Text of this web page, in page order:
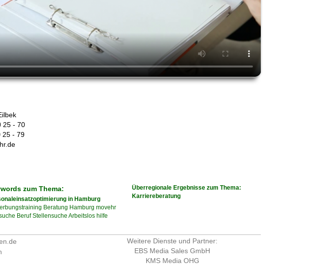
25 - 70
25 - 79
zum Thema:
in Hamburg
Beratung Hamburg movehr
Beruf Stellensuche Arbeitslos hilfe
Überregionale Ergebnisse zum Thema:
Karriereberatung
Weitere Dienste und Partner:
EBS Media Sales GmbH
KMS Media OHG